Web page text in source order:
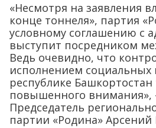
«Несмотря на заявления
конце тоннеля», партия
условному соглашению с
выступит посредником
Ведь очевидно, что
исполнением
республике Башкортостан
повышенного внимания»,
Председатель
партии «Родина» Арсений